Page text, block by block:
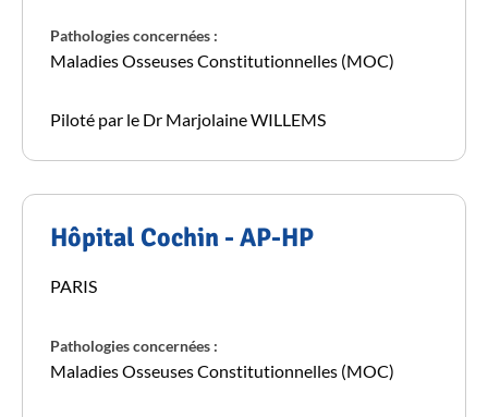
Pathologies concernées :
Maladies Osseuses Constitutionnelles (MOC)
Piloté par le Dr Marjolaine WILLEMS
Hôpital Cochin - AP-HP
PARIS
Pathologies concernées :
Maladies Osseuses Constitutionnelles (MOC)